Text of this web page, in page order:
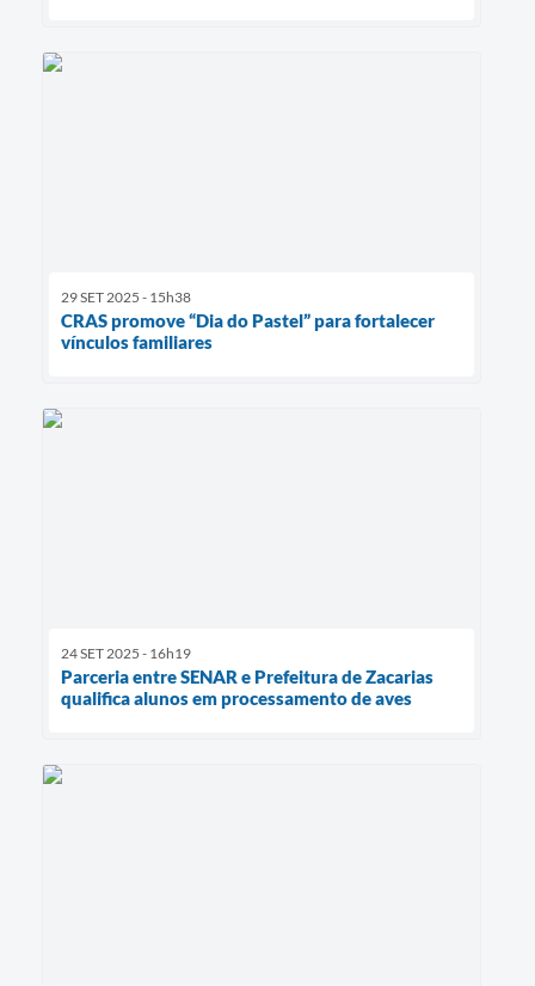
29 SET 2025 - 15h38
CRAS promove “Dia do Pastel” para fortalecer
vínculos familiares
24 SET 2025 - 16h19
Parceria entre SENAR e Prefeitura de Zacarias
qualifica alunos em processamento de aves